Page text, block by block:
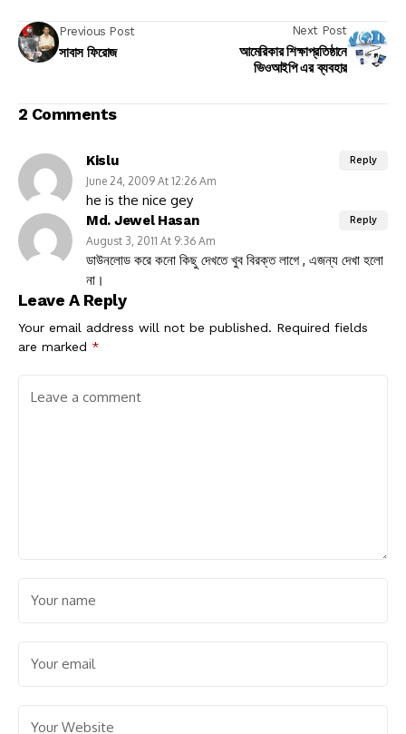
Previous Post
সাবাস ফিরোজ
Next Post
আমেরিকার শিক্ষাপ্রতিষ্ঠানে
ভিওআইপি এর ব্যবহার
2 Comments
Kislu
June 24, 2009 At 12:26 Am
he is the nice gey
Reply
Md. Jewel Hasan
August 3, 2011 At 9:36 Am
ডাউনলোড করে কনো কিছু দেখতে খুব বিরক্ত লাগে , এজন্য দেখা হলো
না।
Reply
Leave A Reply
Your email address will not be published. Required fields
are marked *